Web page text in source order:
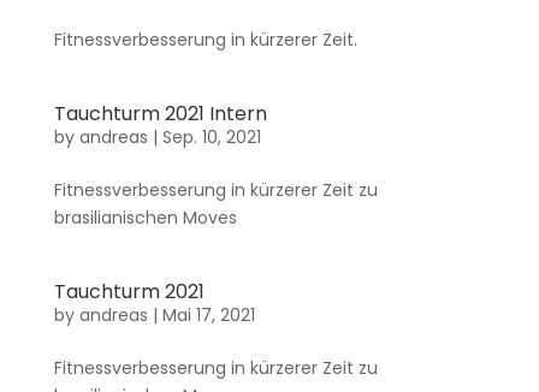
Fitnessverbesserung in kürzerer Zeit.
Tauchturm 2021 Intern
by andreas | Sep. 10, 2021
Fitnessverbesserung in kürzerer Zeit zu
brasilianischen Moves
Tauchturm 2021
by andreas | Mai 17, 2021
Fitnessverbesserung in kürzerer Zeit zu